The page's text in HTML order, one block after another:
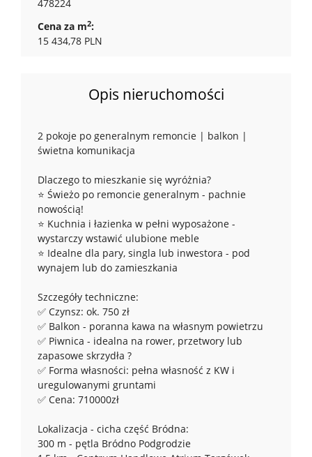
478224
Cena za m2:
15 434,78 PLN
Opis nieruchomości
2 pokoje po generalnym remoncie | balkon |
świetna komunikacja
Dlaczego to mieszkanie się wyróżnia?
⭐ Świeżo po remoncie generalnym - pachnie
nowością!
⭐ Kuchnia i łazienka w pełni wyposażone -
wystarczy wstawić ulubione meble
⭐ Idealne dla pary, singla lub inwestora - pod
wynajem lub do zamieszkania
Szczegóły techniczne:
✅ Czynsz: ok. 750 zł
✅ Balkon - poranna kawa na własnym powietrzu
✅ Piwnica - idealna na rower, przetwory lub
zapasowe skrzydła ?
✅ Forma własności: pełna własność z KW i
uregulowanymi gruntami
✅ Cena: 710000zł
Lokalizacja - cicha część Bródna:
300 m - pętla Bródno Podgrodzie